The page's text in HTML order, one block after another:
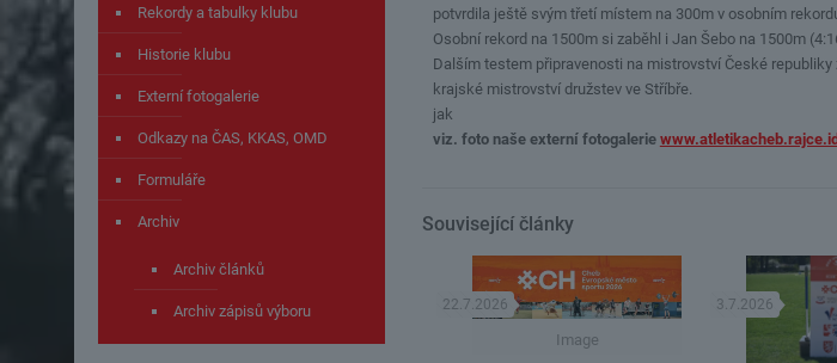
potvrdila ještě svým třetí místem na 300m v osobním
Osobní rekord na 1500m si zaběhl i Jan Šebo na 1500m
Dalším testem připravenosti na mistrovství České
krajské mistrovství družstev ve Stříbře.
jak
viz. foto naše externí fotogalerie
Související články
Image
22.7.2026 3.7.2026
Rekordy a tabulky klubu
Historie klubu
Externí fotogalerie
Odkazy na ČAS, KKAS, OMD
Formuláře
Archiv
Archiv článků
Archiv zápisů výboru